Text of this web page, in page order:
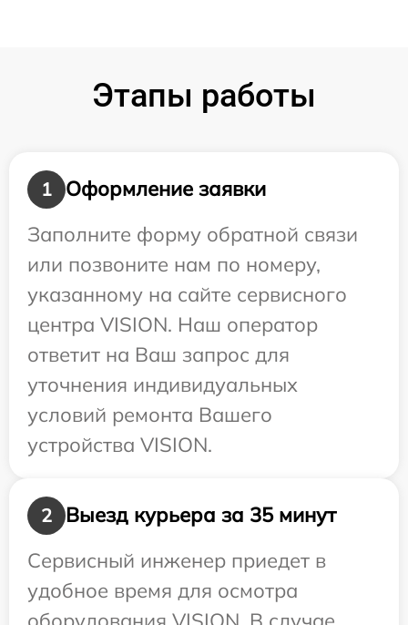
Этапы работы
1
Оформление заявки
Заполните форму обратной связи
или позвоните нам по номеру,
указанному на сайте сервисного
центра VISION. Наш оператор
ответит на Ваш запрос для
уточнения индивидуальных
условий ремонта Вашего
устройства VISION.
2
Выезд курьера за 35 минут
Сервисный инженер приедет в
удобное время для осмотра